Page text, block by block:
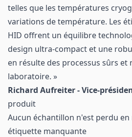
telles que les températures
variations de température. Les
HID offrent un équilibre
design ultra-compact et une
en résulte des processus sûrs et
laboratoire. »
Richard Aufreiter - Vice-
produit
Aucun échantillon n'est perdu
étiquette manquante